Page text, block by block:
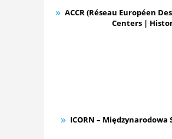
ACCR (Réseau Européen
Centers |
ICORN –